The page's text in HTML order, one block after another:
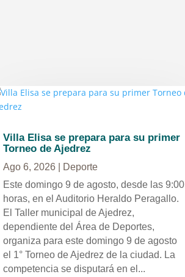
Villa Elisa se prepara para su primer
Torneo de Ajedrez
Ago 6, 2026|
Deporte
Este domingo 9 de agosto, desde las 9:00
horas, en el Auditorio Heraldo Peragallo.
El Taller municipal de Ajedrez,
dependiente del Área de Deportes,
organiza para este domingo 9 de agosto
el 1° Torneo de Ajedrez de la ciudad. La
competencia se disputará en el...